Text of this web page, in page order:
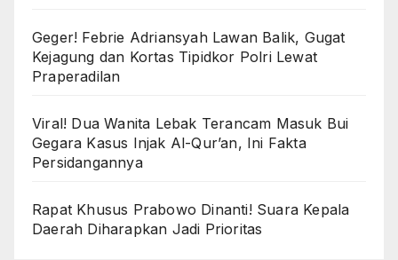
Geger! Febrie Adriansyah Lawan Balik, Gugat
Kejagung dan Kortas Tipidkor Polri Lewat
Praperadilan
Viral! Dua Wanita Lebak Terancam Masuk Bui
Gegara Kasus Injak Al-Qur’an, Ini Fakta
Persidangannya
Rapat Khusus Prabowo Dinanti! Suara Kepala
Daerah Diharapkan Jadi Prioritas